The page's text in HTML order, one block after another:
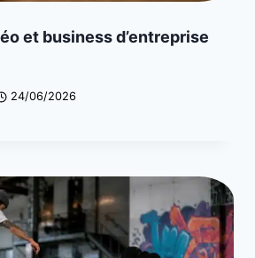
et business d’entreprise
24/06/2026